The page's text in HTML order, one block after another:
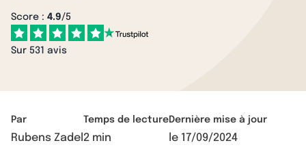
Score : 4.9/5
Sur 531 avis
Par
Rubens Zadel
Temps de lecture
2 min
Dernière mise à jour
le 17/09/2024